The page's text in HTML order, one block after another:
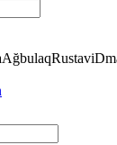
AğbulaqRustavi